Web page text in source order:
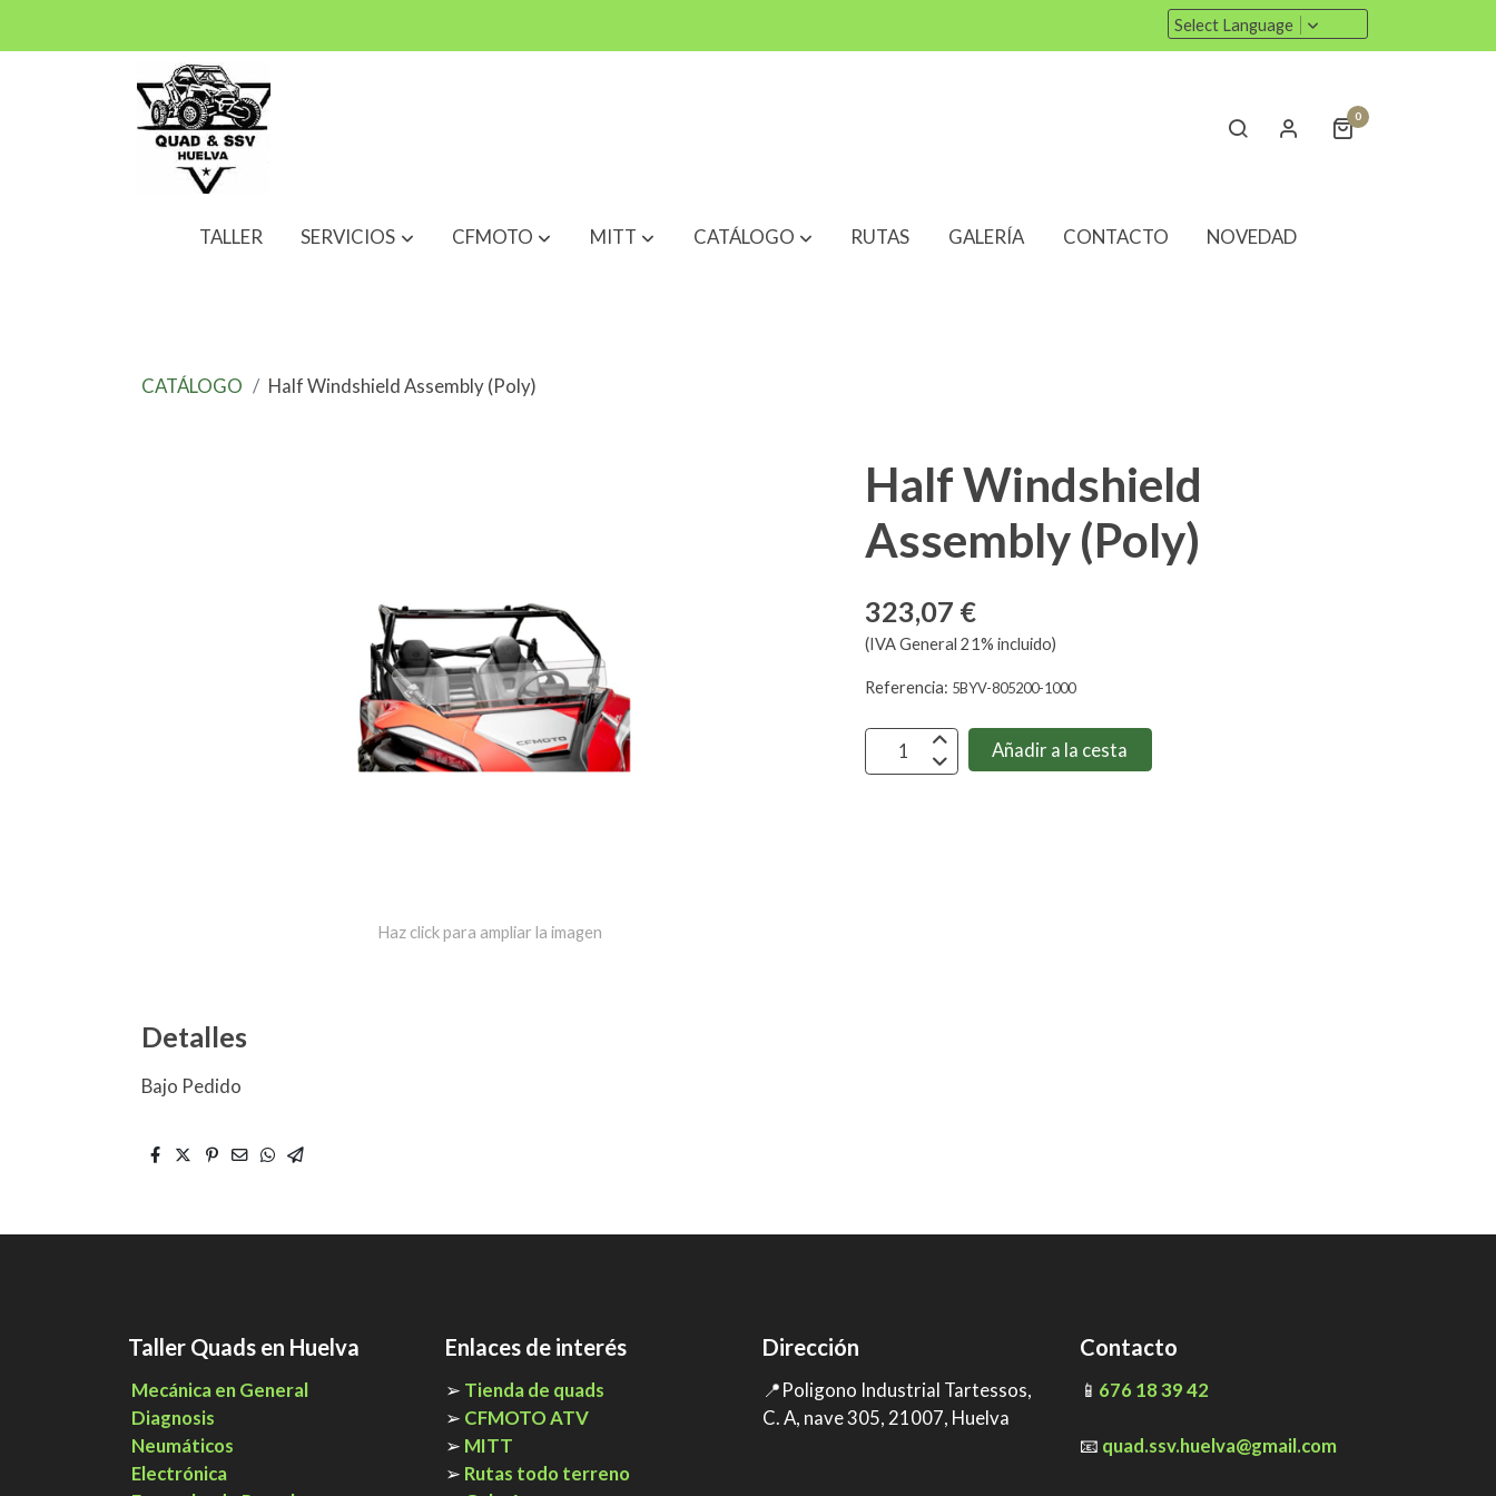
Select Language
0
TALLER SERVICIOS CFMOTO MITT CATÁLOGO RUTAS GALERÍA CONTACTO NOVEDAD
CATÁLOGO Half Windshield Assembly (Poly)
Haz click para ampliar la imagen
Detalles
Bajo Pedido
Half Windshield
Assembly (Poly)
323,07 €
(IVA General 21% incluido)
Referencia: 5BYV-805200-1000
Añadir a la cesta
Taller Quads en Huelva
Mecánica en General
Diagnosis
Neumáticos
Electrónica
Enlaces de interés
➢ Tienda de quads
➢ CFMOTO ATV
➢ MITT
➢ Rutas todo terreno
Dirección
📍Poligono Industrial Tartessos,
C. A, nave 305, 21007, Huelva
Contacto
📱 676 18 39 42
📧 quad.ssv.huelva@gmail.com